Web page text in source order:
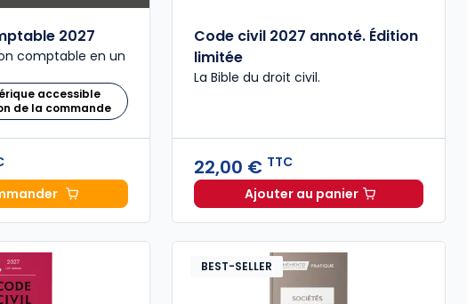
2027
comptable en un
accessible
de la commande
Mémento Comptable 2027 à 199,00 € TTC
Code civil 2027 annoté. Édition
limitée
La Bible du droit civil.
22,00 € TTC
Ajouter au panierCode civil 2027 annoté.
BEST-SELLER